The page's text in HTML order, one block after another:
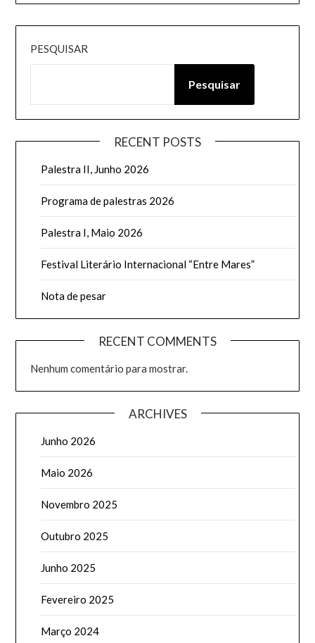
PESQUISAR
Pesquisar
RECENT POSTS
Palestra II, Junho 2026
Programa de palestras 2026
Palestra I, Maio 2026
Festival Literário Internacional “Entre Mares”
Nota de pesar
RECENT COMMENTS
Nenhum comentário para mostrar.
ARCHIVES
Junho 2026
Maio 2026
Novembro 2025
Outubro 2025
Junho 2025
Fevereiro 2025
Março 2024